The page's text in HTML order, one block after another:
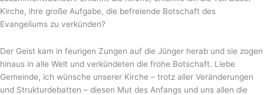
Kirche, ihre große Aufgabe, die befreiende Botschaft des
Evangeliums zu verkünden?
Der Geist kam in feurigen Zungen auf die Jünger herab und sie zogen
hinaus in alle Welt und verkündeten die frohe Botschaft. Liebe
Gemeinde, ich wünsche unserer Kirche – trotz aller Veränderungen
und Strukturdebatten – diesen Mut des Anfangs und uns allen die